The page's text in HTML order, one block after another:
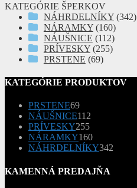
KATEGÓRIE ŠPERKOV
NÁHRDELNÍKY (342)
NÁRAMKY (160)
NÁUŠNICE (112)
PRÍVESKY (255)
PRSTENE (69)
KATEGÓRIE PRODUKTOV
PRSTENE6969
produktov
NÁUŠNICE112
PRÍVESKY255255
produktov
NÁRAMKY160160
produktov
NÁHRDELNÍKY342
KAMENNÁ PREDAJŇA